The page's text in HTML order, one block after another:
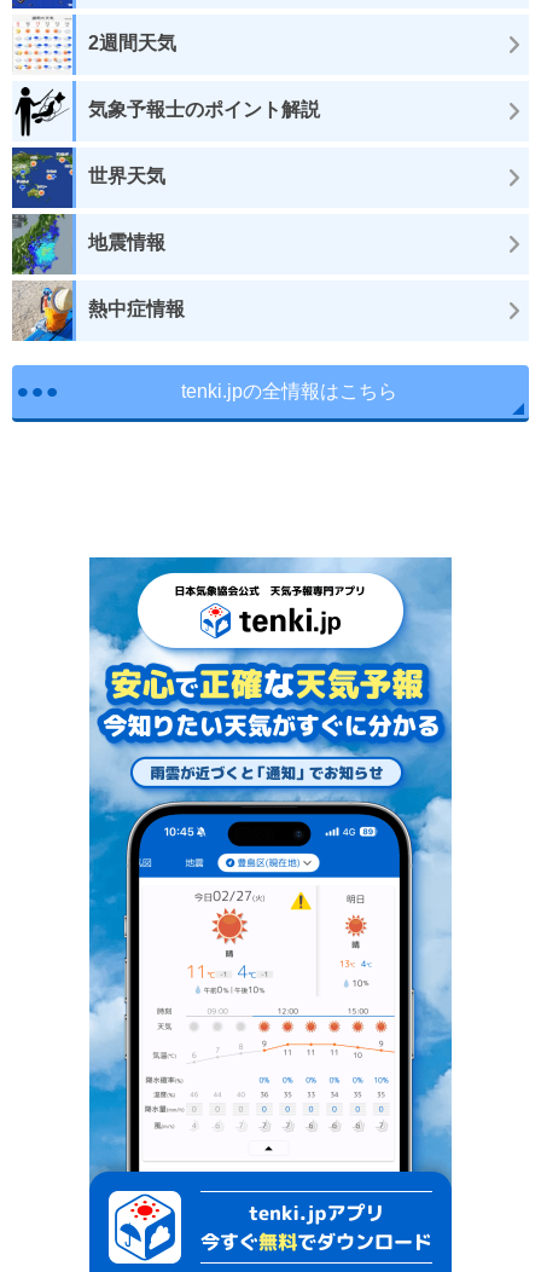
2週間天気
気象予報士のポイント解説
世界天気
地震情報
熱中症情報
tenki.jpの全情報はこちら